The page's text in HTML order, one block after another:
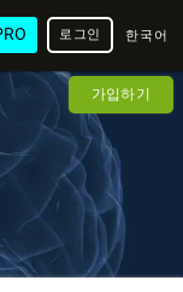
한국어
語
로그인
가입하기